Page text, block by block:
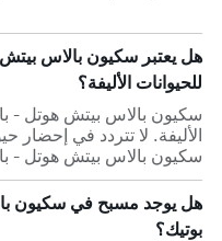
هل يعتبر سكيون بالاس بيتش
للحيوانات الأليفة؟
سكيون بالاس بيتش هوتل -
الأليفة. لا تتردد في إحضار
سكيون بالاس بيتش هوتل -
هل يوجد مسبح في سكيون
بوتيك؟